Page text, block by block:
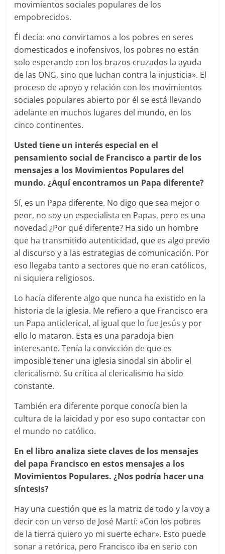
movimientos sociales populares de los
empobrecidos.
Él decía: «no convirtamos a los pobres en seres
domesticados e inofensivos, los pobres no están
solo esperando con los brazos cruzados la ayuda
de las ONG, sino que luchan contra la injusticia». El
proceso de apoyo y relación con los movimientos
sociales populares abierto por él se está llevando
adelante en muchos lugares del mundo, en los
cinco continentes.
Usted tiene un interés especial en el
pensamiento social de Francisco a partir de los
mensajes a los Movimientos Populares del
mundo. ¿Aquí encontramos un Papa diferente?
Sí, es un Papa diferente. No digo que sea mejor o
peor, no soy un especialista en Papas, pero es una
novedad ¿Por qué diferente? Ha sido un hombre
que ha transmitido autenticidad, que es algo previo
al discurso y a las estrategias de comunicación. Por
eso llegaba tanto a sectores que no eran católicos,
ni siquiera religiosos.
Lo hacía diferente algo que nunca ha existido en la
historia de la iglesia. Me refiero a que Francisco era
un Papa anticlerical, al igual que lo fue Jesús y por
ello lo mataron. Esta es una paradoja bien
interesante. Tenía la convicción de que es
imposible tener una iglesia sinodal sin abolir el
clericalismo. Su crítica al clericalismo ha sido
constante.
También era diferente porque conocía bien la
cultura de la laicidad y por eso supo contactar con
el mundo no católico.
En el libro analiza siete claves de los mensajes
del papa Francisco en estos mensajes a los
Movimientos Populares. ¿Nos podría hacer una
síntesis?
Hay una cuestión que es la matriz de todo y la voy a
decir con un verso de José Martí: «Con los pobres
de la tierra quiero yo mi suerte echar». Esto puede
sonar a retórica, pero Francisco iba en serio con